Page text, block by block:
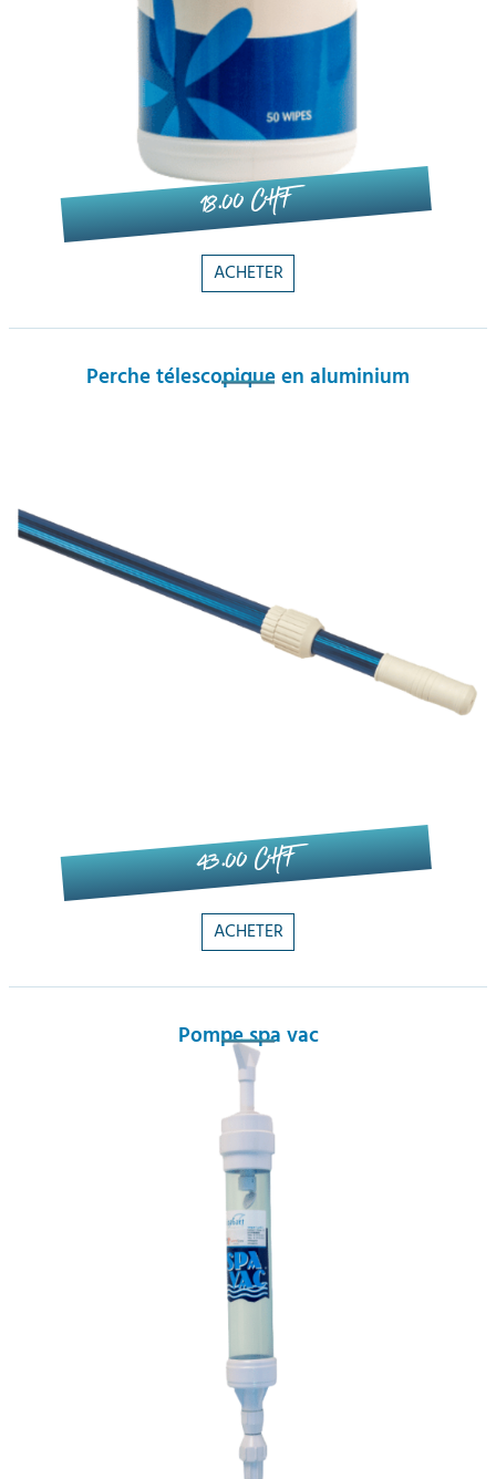
18.00 CHF
ACHETER
Perche télescopique en aluminium
43.00 CHF
ACHETER
Pompe spa vac